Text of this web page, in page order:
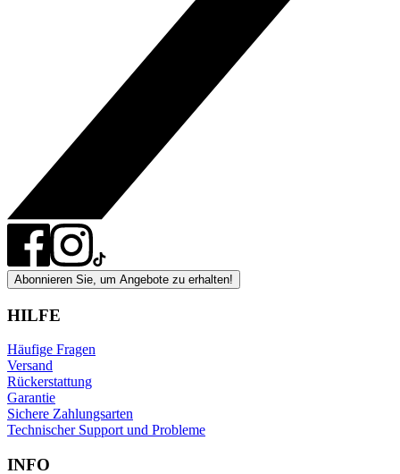
Abonnieren Sie, um Angebote zu erhalten!
HILFE
Häufige Fragen
Versand
Rückerstattung
Garantie
Sichere Zahlungsarten
Technischer Support und Probleme
INFO